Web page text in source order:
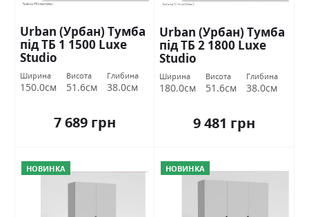
Urban (Урбан) Тумба
під ТБ 1 1500 Luxe
Studio
Ширина
150.0см
Висота
51.6см
Глибина
38.0см
7 689 грн
Urban (Урбан) Тумба
під ТБ 2 1800 Luxe
Studio
Ширина
180.0см
Висота
51.6см
Глибина
38.0см
9 481 грн
НОВИНКА НОВИНКА